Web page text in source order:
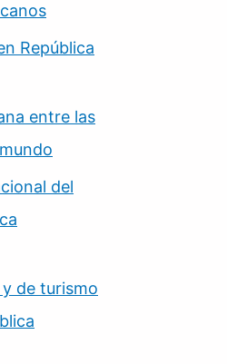
República
entre las
del
de turismo